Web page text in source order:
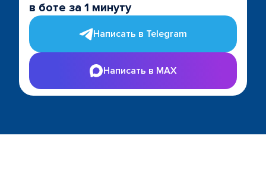
в боте за 1 минуту
Написать в Telegram
Написать в MAX